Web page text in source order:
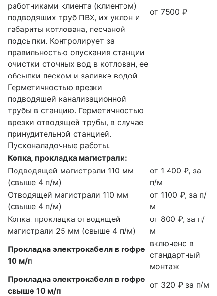
работниками клиента (клиентом)
подводящих труб ПВХ, их уклон и
габариты котлована, песчаной
подсыпки. Контролирует за
правильностью опускания станции
очистки сточных вод в котлован, ее
обсыпки песком и заливке водой.
Герметичностью врезки
подводящей канализационной
трубы в станцию. Герметичностью
врезки отводящей трубы, в случае
принудительной станцией.
Пусконаладочные работы.
от 7500 ₽
Копка, прокладка магистрали:
Подводящей магистрали 110 мм
(свыше 4 п/м)
от 1 400 ₽, за
п/м
Отводящей магистрали 110 мм
(свыше 4 п/м)
от 1100 ₽, за п/
м
Копка, прокладка отводящей
магистрали 25 мм (свыше 4 п/м)
от 800 ₽, за п/
м
Прокладка электрокабеля в гофре
10 м/п
включено в
стандартный
монтаж
Прокладка электрокабеля в гофре
свыше 10 м/п
от 320 ₽ за п/м